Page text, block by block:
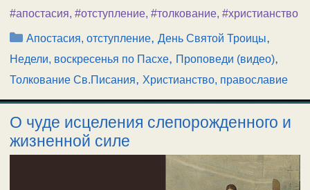
#апостасия, #отступление, #толкование, #христианство
Рубрики
Апостасия, отступление,День Святой Троицы,
Недели, воскресенья по Пасхе, Проповеди (видео),
Толкование Св.Писания, Христианство, православие
О чуде исцеления слепорожденного и
жизненной силе